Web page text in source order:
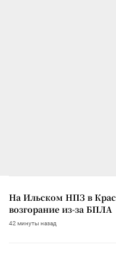
На Ильском НПЗ в
возгорание из-за БПЛА
42 минуты назад